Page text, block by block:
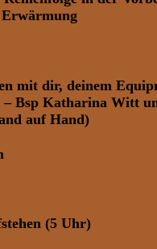
mit dir, deinem
Bsp Katharina Witt
auf Hand)
(5 Uhr)